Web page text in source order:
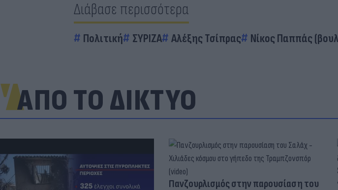
Διάβασε περισσότερα
Πολιτική ΣΥΡΙΖΑ Αλέξης Τσίπρας Νίκος Παππάς
ΑΠΟ ΤΟ ΔΙΚΤΥΟ
Πανζουρλισμός στην παρουσίαση του